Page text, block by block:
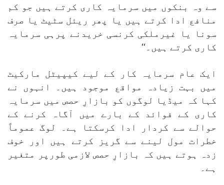
سے وہ بنکوں میں سرمایہ کاری کرتے ہیں جو کم
منافع ادا کرتے ہیں یا پھر ریئل سٹیٹ یا صرف
سونا یا غیرملکی کرنسی خریدنے پرہی سرمایہ
کاری کرتے ہیں۔‘‘
ایک عام سرمایہ کار کے لیے کیپیٹل مارکیٹ
میں بہت زیادہ مواقع موجود ہیں۔ انہوں نے
کہا کہ میڈیا لوگوں کو بازارِ حصص میں سرمایہ
کاری کے فوائد کے بارے میں آگاہ کرنے کے
حوالے سے کردار ادا کرسکتا ہے۔ لوگ عموماً
خطرات مول لینے سے گریز کرتے ہیں اور خوف
زدہ ہوتے ہیں کہ بازارِ حصص لازمی طورپر متغیر
ہے۔